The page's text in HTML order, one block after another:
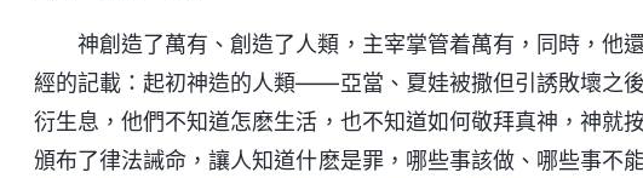
神創造了萬有、創造了人類，主宰掌管着萬有，同時，他
經的記載：起初神造的人類——亞當、夏娃被撒但引誘敗壞之
衍生息，他們不知道怎麽生活，也不知道如何敬拜真神，神就
頒布了律法誡命，讓人知道什麽是罪，哪些事該做、哪些事不